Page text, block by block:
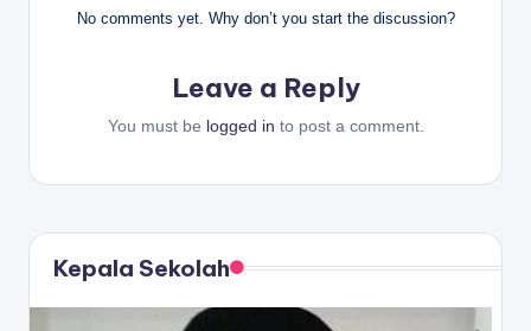
No comments yet. Why don’t you start the discussion?
Leave a Reply
You must be logged in to post a comment.
Kepala Sekolah